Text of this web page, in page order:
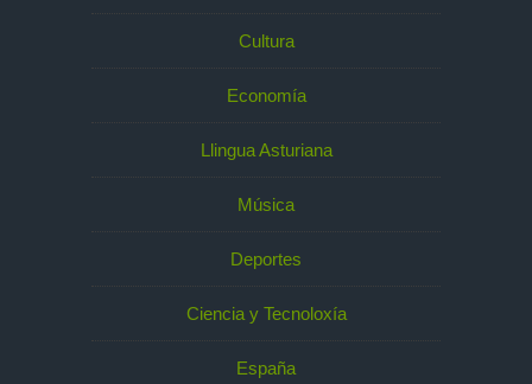
Cultura
Economía
Llingua Asturiana
Música
Deportes
Ciencia y Tecnoloxía
España